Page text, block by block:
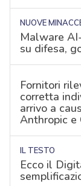
NUOVE
Malware
su difesa,
Fornitori
corretta
arrivo a
Anthropic e
IL TESTO
Ecco il